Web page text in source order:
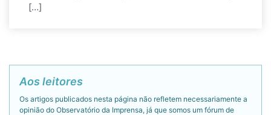
[…]
Aos leitores
Os artigos publicados nesta página não refletem necessariamente a
opinião do Observatório da Imprensa, já que somos um fórum de